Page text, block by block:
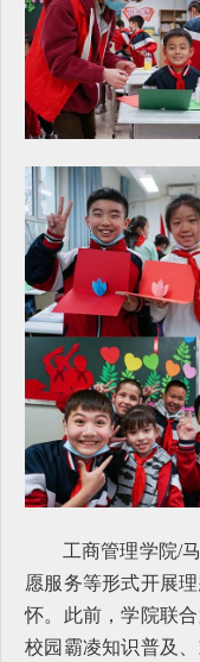
工商管理学院/
愿服务等形式开展
怀。此前，学院联
校园霸凌知识普及